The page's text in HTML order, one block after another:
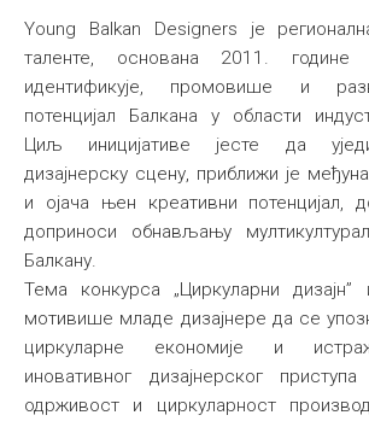
Young Balkan Designers је
таленте, основана 2011.
идентификује, промовише и
потенцијал Балкана у области
Циљ иницијативе јесте да
дизајнерску сцену, приближи је
и ојача њен креативни потенцијал,
доприноси обнављању
Балкану.
Тема конкурса „Циркуларни
мотивише младе дизајнере да се
циркуларне економије и
иновативног дизајнерског
одрживост и циркуларност